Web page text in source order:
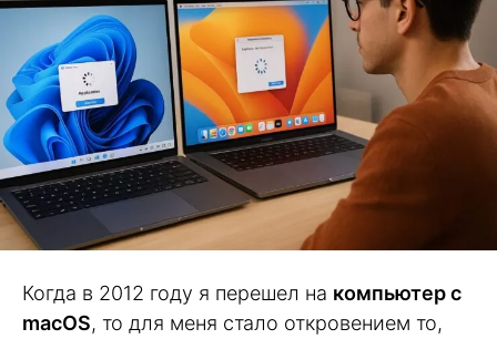
Когда в 2012 году я перешел на компьютер с
macOS, то для меня стало откровением то,